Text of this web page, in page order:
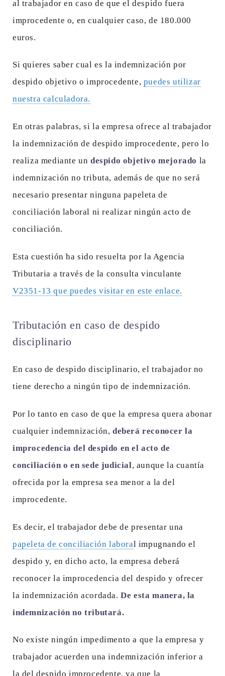
al trabajador en caso de que el despido fuera
improcedente o, en cualquier caso, de 180.000
euros.
Si quieres saber cual es la indemnización por
despido objetivo o improcedente, puedes utilizar
nuestra calculadora.
En otras palabras, si la empresa ofrece al trabajador
la indemnización de despido improcedente, pero lo
realiza mediante un despido objetivo mejorado la
indemnización no tributa, además de que no será
necesario presentar ninguna papeleta de
conciliación laboral ni realizar ningún acto de
conciliación.
Esta cuestión ha sido resuelta por la Agencia
Tributaria a través de la consulta vinculante
V2351-13 que puedes visitar en este enlace.
Tributación en caso de despido
disciplinario
En caso de despido disciplinario, el trabajador no
tiene derecho a ningún tipo de indemnización.
Por lo tanto en caso de que la empresa quera abonar
cualquier indemnización,deberá reconocer la
improcedencia del despido en el acto de
conciliación o en sede judicial, aunque la cuantía
ofrecida por la empresa sea menor a la del
improcedente.
Es decir, el trabajador debe de presentar una
papeleta de conciliación laboral impugnando el
despido y, en dicho acto, la empresa deberá
reconocer la improcedencia del despido y ofrecer
la indemnización acordada.De esta manera, la
indemnización no tributará.
No existe ningún impedimento a que la empresa y
trabajador acuerden una indemnización inferior a
la del despido improcedente, ya que la